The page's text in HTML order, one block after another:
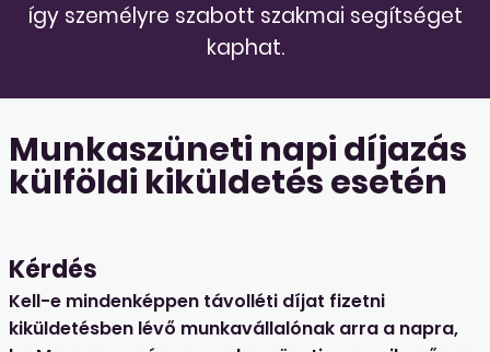
így személyre szabott szakmai segítséget
kaphat.
Munkaszüneti napi díjazás
külföldi kiküldetés esetén
Kérdés
Kell-e mindenképpen távolléti díjat fizetni
kiküldetésben lévő munkavállalónak arra a napra,